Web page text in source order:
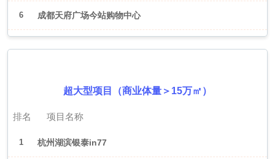
6 成都天府广场今站购物中心
超大型项目（商业体量＞15万㎡）
排名 项目名称
1 杭州湖滨银泰in77